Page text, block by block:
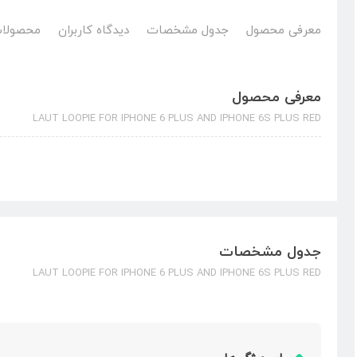
معرفی محصول جدول مشخصات دیدگاه کاربران
معرفی محصول
LAUT LOOPIE FOR IPHONE 6 PLUS AND IPHONE 6S PLUS RED
جدول مشخصات
LAUT LOOPIE FOR IPHONE 6 PLUS AND IPHONE 6S PLUS RED